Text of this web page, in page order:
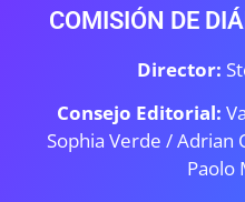
COMISIÓN DE
Director:
Consejo Editorial:
Sophia Verde /Adrian
Paolo